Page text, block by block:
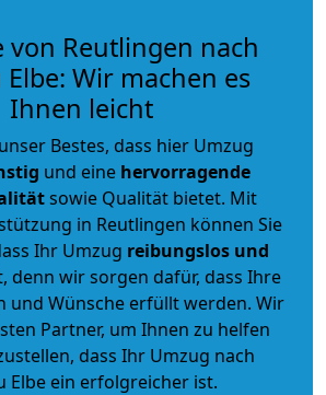
von Reutlingen nach
Elbe: Wir machen es
Ihnen leicht
Bestes, dass hier Umzug
und eine hervorragende
sowie Qualität bietet. Mit
in Reutlingen können Sie
Ihr Umzug reibungslos und
denn wir sorgen dafür, dass Ihre
und Wünsche erfüllt werden. Wir
Partner, um Ihnen zu helfen
dass Ihr Umzug nach
Elbe ein erfolgreicher ist.